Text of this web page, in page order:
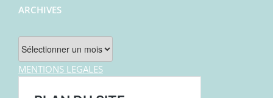
ARCHIVES
Archives
MENTIONS LEGALES